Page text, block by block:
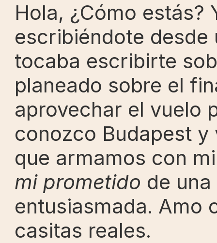
Hola, ¿Cómo estás?
escribiéndote desde
tocaba escribirte
planeado sobre el
aprovechar el vuelo
conozco Budapest
que armamos con
mi prometido de
entusiasmada. Amo
casitas reales.